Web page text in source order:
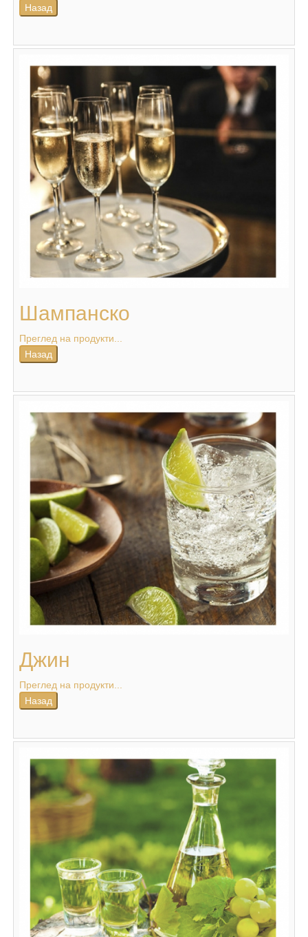
Шампанско
Преглед на продукти...
Джин
Преглед на продукти...